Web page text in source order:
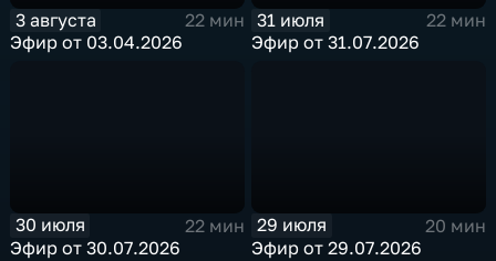
3 августа
22 мин
Эфир от 03.04.2026
31 июля
22 мин
Эфир от 31.07.2026
30 июля
22 мин
Эфир от 30.07.2026
29 июля
20 мин
Эфир от 29.07.2026